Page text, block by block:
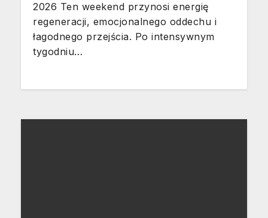
2026 Ten weekend przynosi energię
regeneracji, emocjonalnego oddechu i
łagodnego przejścia. Po intensywnym
tygodniu…